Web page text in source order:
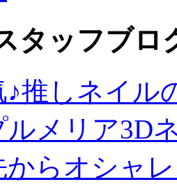
タッフブロ
♪推しネイル
ルメリア3D
からオシャ